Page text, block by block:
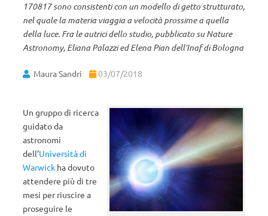
170817 sono consistenti con un modello di getto strutturato,
nel quale la materia viaggia a velocità prossime a quella
della luce. Fra le autrici dello studio, pubblicato su Nature
Astronomy, Eliana Palazzi ed Elena Pian dell’Inaf di Bologna
Maura Sandri 03/07/2018
Un gruppo di ricerca
guidato da
astronomi
dell’Università di
Warwick ha dovuto
attendere più di tre
mesi per riuscire a
proseguire le